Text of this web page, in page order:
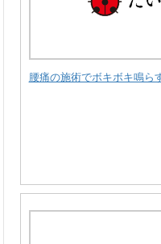
腰痛の施術でボキボキ鳴ら